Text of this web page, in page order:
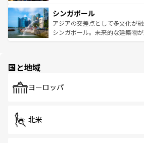
参照してほしい。
激する。気候は一年中温暖で、
が待っている。親しみやすいタ
た文化、そして多様な観光資源
み、どこを訪れても感動するはず
ており、効率よく見どころを回
うな絶景から文化的な体験まで
シンガポール
アジアの交差点として多文化が
シンガポール。未来的な建築物
で、ホーカーズは地元の風情を楽
国と地域
ヨーロッパ
北米